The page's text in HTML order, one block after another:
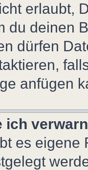
erlaubt,
du deinen
dürfen
anfügen
ich
es